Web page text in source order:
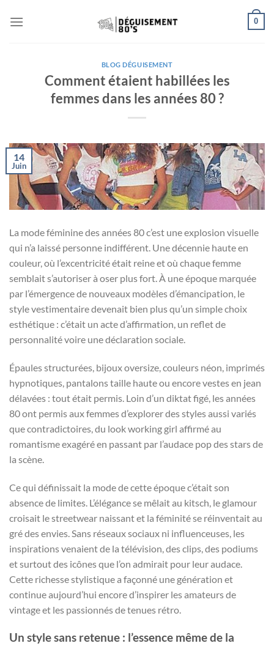
0
BLOG DÉGUISEMENT
Comment étaient habillées les
femmes dans les années 80 ?
14
Juin
La mode féminine des années 80 c’est une explosion visuelle
qui n’a laissé personne indifférent. Une décennie haute en
couleur, où l’excentricité était reine et où chaque femme
semblait s’autoriser à oser plus fort. À une époque marquée
par l’émergence de nouveaux modèles d’émancipation, le
style vestimentaire devenait bien plus qu’un simple choix
esthétique : c’était un acte d’affirmation, un reflet de
personnalité voire une déclaration sociale.
Épaules structurées, bijoux oversize, couleurs néon, imprimés
hypnotiques, pantalons taille haute ou encore vestes en jean
délavées : tout était permis. Loin d’un diktat figé, les années
80 ont permis aux femmes d’explorer des styles aussi variés
que contradictoires, du look working girl affirmé au
romantisme exagéré en passant par l’audace pop des stars de
la scène.
Ce qui définissait la mode de cette époque c’était son
absence de limites. L’élégance se mêlait au kitsch, le glamour
croisait le streetwear naissant et la féminité se réinventait au
gré des envies. Sans réseaux sociaux ni influenceuses, les
inspirations venaient de la télévision, des clips, des podiums
et surtout des icônes que l’on admirait pour leur audace.
Cette richesse stylistique a façonné une génération et
continue aujourd’hui encore d’inspirer les amateurs de
vintage et les passionnés de tenues rétro.
Un style sans retenue : l’essence même de la